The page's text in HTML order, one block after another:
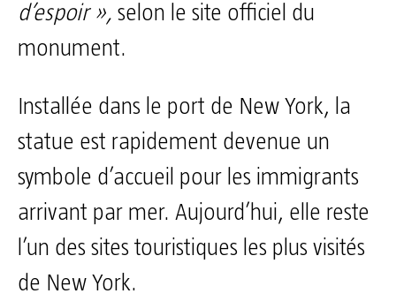
d’espoir », selon le site officiel du
monument.
Installée dans le port de New York, la
statue est rapidement devenue un
symbole d’accueil pour les immigrants
arrivant par mer. Aujourd’hui, elle reste
l’un des sites touristiques les plus visités
de New York.